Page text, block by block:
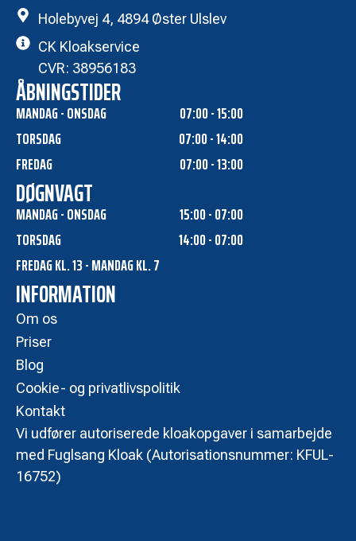
Holebyvej 4, 4894 Øster Ulslev
CK Kloakservice
CVR: 38956183
ÅBNINGSTIDER
MANDAG - ONSDAG
07:00 - 15:00
TORSDAG
07:00 - 14:00
FREDAG
07:00 - 13:00
DØGNVAGT
MANDAG - ONSDAG
15:00 - 07:00
TORSDAG
14:00 - 07:00
FREDAG KL. 13 - MANDAG KL. 7
INFORMATION
Om os
Priser
Blog
Cookie- og privatlivspolitik
Kontakt
Vi udfører autoriserede kloakopgaver i samarbejde
med Fuglsang Kloak (Autorisationsnummer: KFUL-
16752)